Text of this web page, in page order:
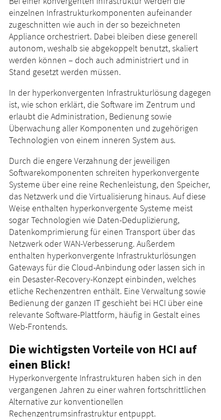
einzelnen Infrastrukturkomponenten aufeinander
zugeschnitten wie auch in der so bezeichneten
Appliance orchestriert. Dabei bleiben diese generell
autonom, weshalb sie abgekoppelt benutzt, skaliert
werden können – doch auch administriert und in
Stand gesetzt werden müssen.
In der hyperkonvergenten Infrastrukturlösung dagegen
ist, wie schon erklärt, die Software im Zentrum und
erlaubt die Administration, Bedienung sowie
Überwachung aller Komponenten und zugehörigen
Technologien von einem inneren System aus.
Durch die engere Verzahnung der jeweiligen
Softwarekomponenten schreiten hyperkonvergente
Systeme über eine reine Rechenleistung, den Speicher,
das Netzwerk und die Virtualisierung hinaus. Auf diese
Weise enthalten hyperkonvergente Systeme meist
sogar Technologien wie Daten-Deduplizierung,
Datenkomprimierung für einen Transport über das
Netzwerk oder WAN-Verbesserung. Außerdem
enthalten hyperkonvergente Infrastrukturlösungen
Gateways für die Cloud-Anbindung oder lassen sich in
ein Desaster-Recovery-Konzept einbinden, welches
etliche Rechenzentren enthält. Eine Verwaltung sowie
Bedienung der ganzen IT geschieht bei HCI über eine
relevante Software-Plattform, häufig in Gestalt eines
Web-Frontends.
Die wichtigsten Vorteile von HCI auf
einen Blick!
Hyperkonvergente Infrastrukturen haben sich in den
vergangenen Jahren zu einer wahren fortschrittlichen
Alternative zur konventionellen
Rechenzentrumsinfrastruktur entpuppt.